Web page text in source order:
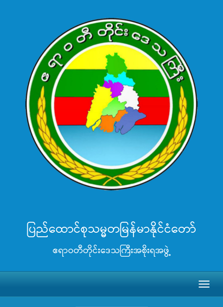
ပြည်ထောင်စုသမ္မတမြန်မာနိုင်ငံတော်
ဧရာဝတီတိုင်းဒေသကြီးအစိုးရအဖွဲ့